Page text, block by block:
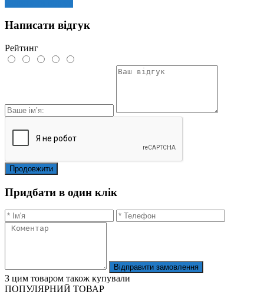
Написати відгук
Рейтинг
Продовжити
Придбати в один клік
Відправити замовлення
З цим товаром також купували
ПОПУЛЯРНИЙ ТОВАР